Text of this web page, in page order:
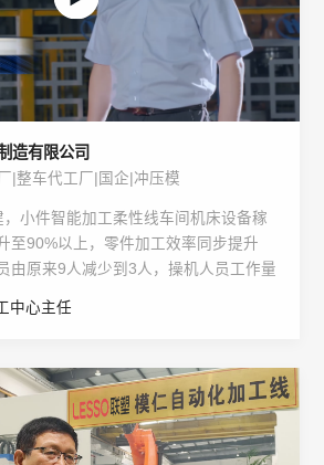
造有限公司
|整车代工厂|国企|冲压模
小件智能加工柔性线车间机床设备稼
至90%以上，零件加工效率同步提升
由原来9人减少到3人，操机人员工作量
首次和领先，并诞生了20多项专利申
中心主任